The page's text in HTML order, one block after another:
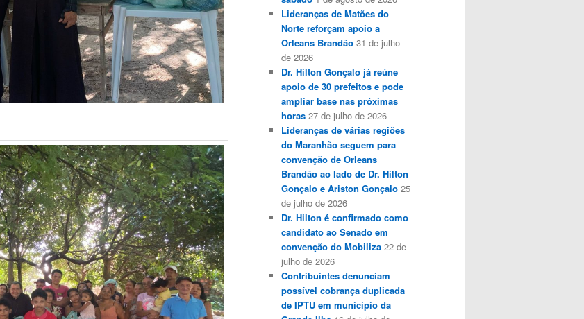
Lideranças de Matões do
Norte reforçam apoio a
Orleans Brandão 31 de julho
de 2026
Dr. Hilton Gonçalo já reúne
apoio de 30 prefeitos e pode
ampliar base nas próximas
horas 27 de julho de 2026
Lideranças de várias regiões
do Maranhão seguem para
convenção de Orleans
Brandão ao lado de Dr. Hilton
Gonçalo e Ariston Gonçalo 25
de julho de 2026
Dr. Hilton é confirmado como
candidato ao Senado em
convenção do Mobiliza 22 de
julho de 2026
Contribuintes denunciam
possível cobrança duplicada
de IPTU em município da